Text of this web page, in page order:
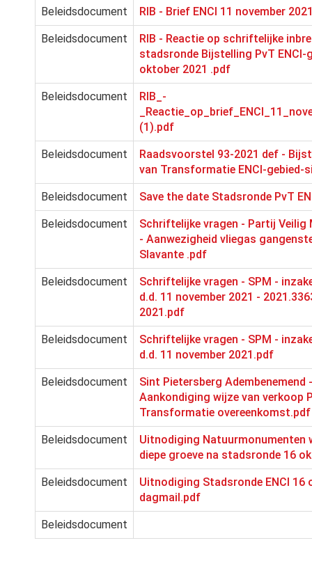
Beleidsdocument RIB - Brief ENCI 11 november
Beleidsdocument
RIB - Reactie op schriftelijke
stadsronde Bijstelling PvT ENCI-
oktober 2021 .pdf
Beleidsdocument
RIB_-
(1).pdf
Beleidsdocument
Raadsvoorstel 93-2021 def -
van Transformatie ENCI-gebied-
Beleidsdocument Save the date Stadsronde PvT
Beleidsdocument
Schriftelijke vragen - Partij
- Aanwezigheid vliegas
Slavante .pdf
Beleidsdocument
Schriftelijke vragen - SPM -
d.d. 11 november 2021 -
2021.pdf
Beleidsdocument
Schriftelijke vragen - SPM -
d.d. 11 november 2021.pdf
Beleidsdocument
Sint Pietersberg Adembenemend -
Aankondiging wijze van verkoop
Transformatie overeenkomst.pdf
Beleidsdocument
Uitnodiging Natuurmonumenten
diepe groeve na stadsronde 16
Beleidsdocument
Uitnodiging Stadsronde ENCI 16
dagmail.pdf
Beleidsdocument